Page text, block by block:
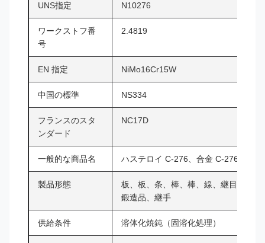
UNS指定 N10276
ワークストフ番
号
2.4819
EN 指定 NiMo16Cr15W
中国の標準 NS334
フランスのスタ
ンダード
NC17D
一般的な商品名 ハステロイ C-276、合金 C-276、イ
製品形態
板、板、条、棒、棒、線、継目無管
鍛造品、継手
供給条件 溶体化焼鈍（固溶化処理）